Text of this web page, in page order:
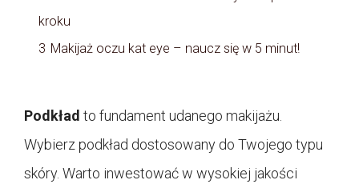
kroku
3 Makijaż oczu kat eye – naucz się w 5 minut!
Podkład to fundament udanego makijażu.
Wybierz podkład dostosowany do Twojego typu
skóry. Warto inwestować w wysokiej jakości